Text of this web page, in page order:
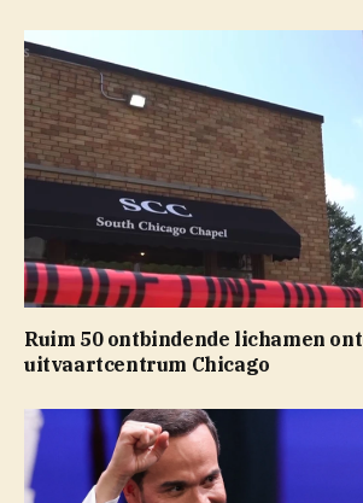
Ruim 50 ontbindende lichamen
uitvaartcentrum Chicago